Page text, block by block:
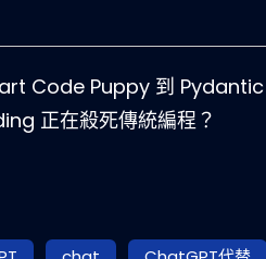
Code Puppy 到
正在殺死傳統編程？